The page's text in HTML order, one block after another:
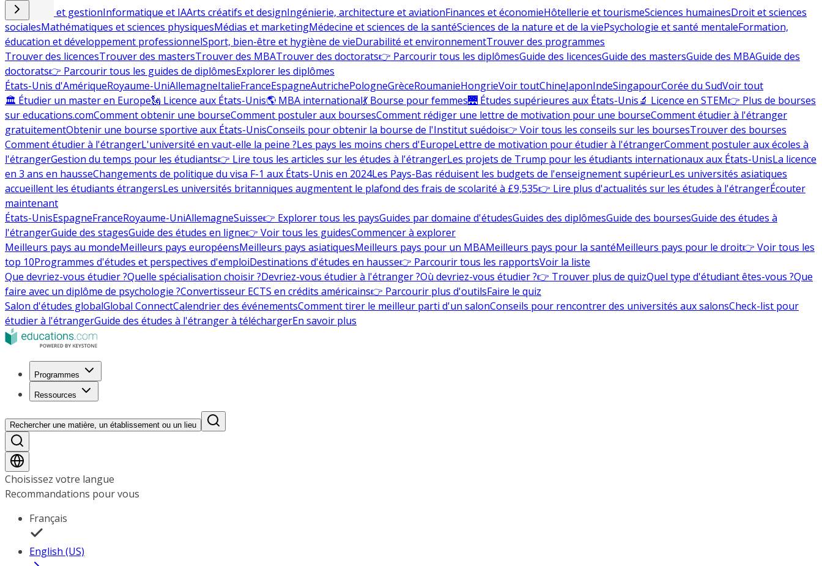
Commerce et gestionInformatique et IAArts créatifs et designIngénierie, architecture et aviationFinances et économieHôtellerie et tourismeSciences humainesDroit et sciences
socialesMathématiques et sciences physiquesMédias et marketingMédecine et sciences de la santéSciences de la nature et de la viePsychologie et santé mentaleFormation,
éducation et développement professionnelSport, bien-être et hygiène de vieDurabilité et environnementTrouver des programmes
Trouver des licencesTrouver des mastersTrouver des MBATrouver des doctorats👉 Parcourir tous les diplômesGuide des licencesGuide des mastersGuide des MBAGuide des
doctorats👉 Parcourir tous les guides de diplômesExplorer les diplômes
États-Unis d'AmériqueRoyaume-UniAllemagneItalieFranceEspagneAutrichePologneGrèceRoumanieHongrieVoir toutChineJaponIndeSingapourCorée du SudVoir tout
🏛 Étudier un master en Europe🗽 Licence aux États-Unis🌎 MBA international💃 Bourse pour femmes🌉 Études supérieures aux États-Unis🔬 Licence en STEM👉 Plus de bourses
sur educations.comComment obtenir une bourseComment postuler aux boursesComment rédiger une lettre de motivation pour une bourseComment étudier à l'étranger
gratuitementObtenir une bourse sportive aux États-UnisConseils pour obtenir la bourse de l'Institut suédois👉 Voir tous les conseils sur les boursesTrouver des bourses
Comment étudier à l'étrangerL'université en vaut-elle la peine ?Les pays les moins chers d'EuropeLettre de motivation pour étudier à l'étrangerComment postuler aux écoles à
l'étrangerGestion du temps pour les étudiants👉 Lire tous les articles sur les études à l'étrangerLes projets de Trump pour les étudiants internationaux aux États-UnisLa licence
en 3 ans en hausseChangements de politique du visa F-1 aux États-Unis en 2024Les Pays-Bas réduisent les budgets de l'enseignement supérieurLes universités asiatiques
accueillent les étudiants étrangersLes universités britanniques augmentent le plafond des frais de scolarité à £9,535👉 Lire plus d'actualités sur les études à l'étrangerÉcouter
maintenant
États-UnisEspagneFranceRoyaume-UniAllemagneSuisse👉 Explorer tous les paysGuides par domaine d'étudesGuides des diplômesGuide des boursesGuide des études à
l'étrangerGuide des stagesGuide des études en ligne👉 Voir tous les guidesCommencer à explorer
Meilleurs pays au mondeMeilleurs pays européensMeilleurs pays asiatiquesMeilleurs pays pour un MBAMeilleurs pays pour la santéMeilleurs pays pour le droit👉 Voir tous les
top 10Programmes d'études et perspectives d'emploiDestinations d'études en hausse👉 Parcourir tous les rapportsVoir la liste
Que devriez-vous étudier ?Quelle spécialisation choisir ?Devriez-vous étudier à l'étranger ?Où devriez-vous étudier ?👉 Trouver plus de quizQuel type d'étudiant êtes-vous ?Que
faire avec un diplôme de psychologie ?Convertisseur ECTS en crédits américains👉 Parcourir plus d'outilsFaire le quiz
Salon d'études globalGlobal ConnectCalendrier des événementsComment tirer le meilleur parti d'un salonConseils pour rencontrer des universités aux salonsCheck-list pour
étudier à l'étrangerGuide des études à l'étranger à téléchargerEn savoir plus
Programmes
Ressources
Rechercher une matière, un établissement ou un lieu
Choisissez votre langue
Recommandations pour vous
Français
English (US)